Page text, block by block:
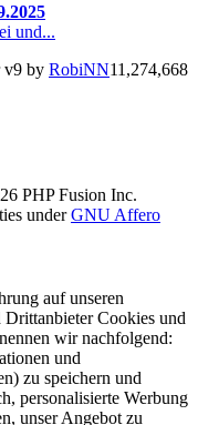
und...
v9 by RobiNN11,274,668
PHP Fusion Inc.
underGNU Affero
auf unseren
Cookies und
wir nachfolgend:
und
zu speichern und
personalisierte Werbung
unser Angebot zu